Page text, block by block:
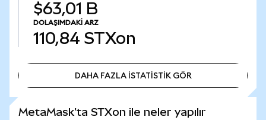
$63,01 B
DOLAŞIMDAKI ARZ
110,84 STXon
DAHA FAZLA İSTATİSTİK GÖR
MetaMask'ta STXon ile neler yapılır